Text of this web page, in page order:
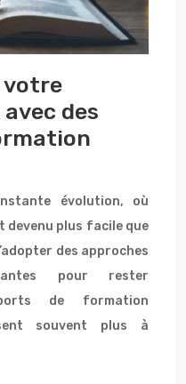
votre
des
évolution, où
devenu plus facile que
des approches
pour rester
de formation
souvent plus à